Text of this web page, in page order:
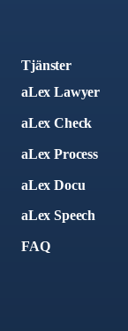
Tjänster
aLex Lawyer
aLex Check
aLex Process
aLex Docu
aLex Speech
FAQ